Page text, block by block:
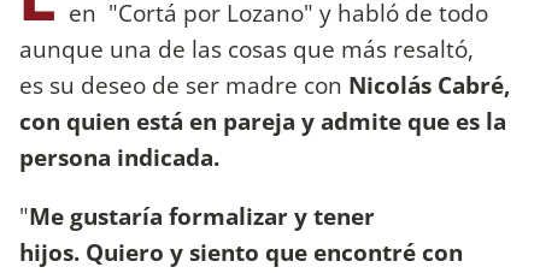
en "Cortá por Lozano" y habló de todo
aunque una de las cosas que más resaltó,
es su deseo de ser madre con Nicolás Cabré,
con quien está en pareja y admite que es la
persona indicada.
"Me gustaría formalizar y tener
hijos. Quiero y siento que encontré con